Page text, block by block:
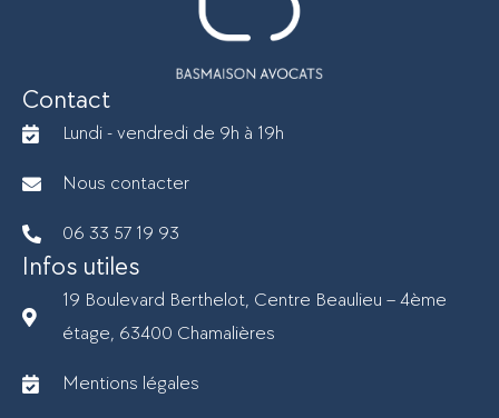
Contact
Lundi - vendredi de 9h à 19h
Nous contacter
06 33 57 19 93
Infos utiles
19 Boulevard Berthelot, Centre Beaulieu – 4ème
étage, 63400 Chamalières
Mentions légales